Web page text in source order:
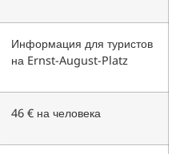
Информация для туристов
на Ernst-August-Platz
46 € на человека